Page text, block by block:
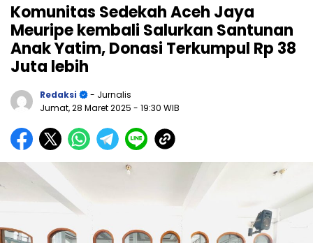
Komunitas Sedekah Aceh Jaya
Meuripe kembali Salurkan Santunan
Anak Yatim, Donasi Terkumpul Rp 38
Juta lebih
Redaksi
- Jurnalis
Jumat, 28 Maret 2025 - 19:30 WIB